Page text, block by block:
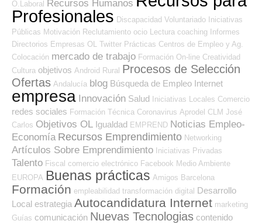
O.Laboral
Recursos Humanos
Profesionales Discapacidad Voluntariado Iniciativas
Públicas Motivación Reclutamiento ocio Lectura coaching
Informes
Directorios Empresas OL Twitter Prácticas Centros de Empleo y Ag.
Colocación mercado de trabajo Formación On-line Creatividad
Cultura objetivos Android Rural Procesos de Selección
Ofertas Andalucía blog Búsqueda de Empleo Internet
empresa Innovación Salud Iniciativas Locales Comercio
redes sociales Formación Técnica Coronavirus Aprodel CLM José
Carlos Objetivos OL Igualdad EMPREND Noticias Empleo-
Economía Recursos Emprendimiento Networking
Artículos Sobre Emprendimiento Iniciativas Privadas
Talento Fiscal comercio electrónico Facebook Medio Ambiente
EUROPA Buenas prácticas Amigos Barcelona
Formación empleabilidad transformación digital Desarrollo
Local estrategia Autocandidatura Internet marketing
Guías comunicación Nuevas Tecnologias contenido